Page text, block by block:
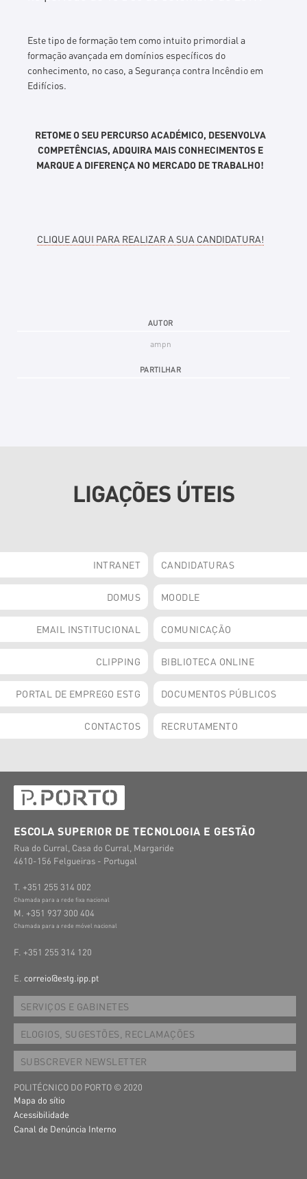
Este tipo de formação tem como intuito primordial a
formação avançada em domínios específicos do
conhecimento, no caso, a Segurança contra Incêndio em
Edifícios.
RETOME O SEU PERCURSO ACADÉMICO, DESENVOLVA
COMPETÊNCIAS, ADQUIRA MAIS CONHECIMENTOS E
MARQUE A DIFERENÇA NO MERCADO DE TRABALHO!
CLIQUE AQUI PARA REALIZAR A SUA CANDIDATURA!
AUTOR
ampn
PARTILHAR
LIGAÇÕES ÚTEIS
INTRANET CANDIDATURAS
DOMUS MOODLE
EMAIL INSTITUCIONAL COMUNICAÇÃO
CLIPPING BIBLIOTECA ONLINE
PORTAL DE EMPREGO ESTG DOCUMENTOS PÚBLICOS
CONTACTOS RECRUTAMENTO
ESCOLA SUPERIOR DE TECNOLOGIA E GESTÃO
Rua do Curral, Casa do Curral, Margaride
4610-156 Felgueiras - Portugal
T. +351 255 314 002
Chamada para a rede fixa nacional
M. +351 937 300 404
Chamada para a rede móvel nacional
F. +351 255 314 120
E. correio@estg.ipp.pt
SERVIÇOS E GABINETES
ELOGIOS, SUGESTÕES, RECLAMAÇÕES
SUBSCREVER NEWSLETTER
POLITÉCNICO DO PORTO © 2020
Mapa do sítio
Acessibilidade
Canal de Denúncia Interno